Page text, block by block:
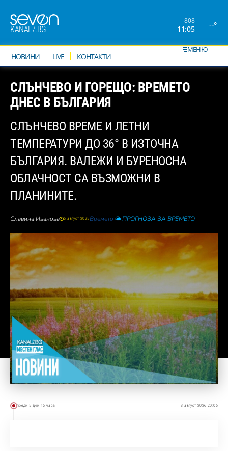
KANAL7.BG
808
11:05 --°
НОВИНИ LIVE КОНТАКТИ
МЕНЮ
СЛЪНЧЕВО И ГОРЕЩО: ВРЕМЕТО
ДНЕС В БЪЛГАРИЯ
СЛЪНЧЕВО ВРЕМЕ И ЛЕТНИ
ТЕМПЕРАТУРИ ДО 36° В ИЗТОЧНА
БЪЛГАРИЯ. ВАЛЕЖИ И БУРЕНОСНА
ОБЛАЧНОСТ СА ВЪЗМОЖНИ В
ПЛАНИНИТЕ.
Славина Иванова 5 август 2025Времето🌤️ ПРОГНОЗА ЗА ВРЕМЕТО
преди 5 дни 15 часа 3 август 2026 20:06